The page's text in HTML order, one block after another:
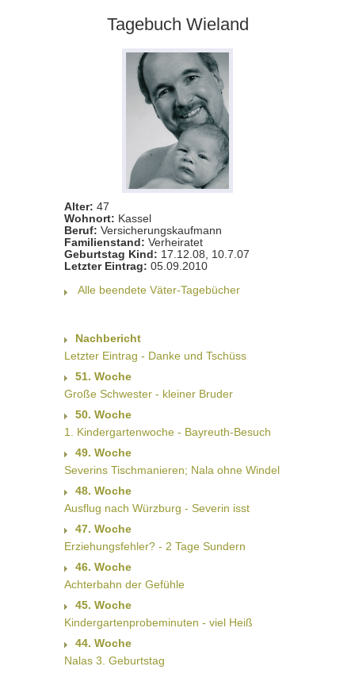
Tagebuch Wieland
Alter: 47
Wohnort: Kassel
Beruf: Versicherungskaufmann
Familienstand: Verheiratet
Geburtstag Kind: 17.12.08, 10.7.07
Letzter Eintrag: 05.09.2010
Alle beendete Väter-Tagebücher
Nachbericht
Letzter Eintrag - Danke und Tschüss
51. Woche
Große Schwester - kleiner Bruder
50. Woche
1. Kindergartenwoche - Bayreuth-Besuch
49. Woche
Severins Tischmanieren; Nala ohne Windel
48. Woche
Ausflug nach Würzburg - Severin isst
47. Woche
Erziehungsfehler? - 2 Tage Sundern
46. Woche
Achterbahn der Gefühle
45. Woche
Kindergartenprobeminuten - viel Heiß
44. Woche
Nalas 3. Geburtstag